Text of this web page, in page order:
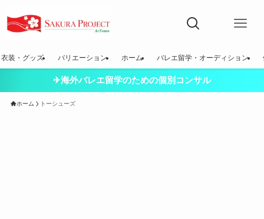
衣装・グッズ バリエーション ホーム バレエ留学・オーディション
✈海外バレエ留学のための個別コンサル
ホーム トーシューズ